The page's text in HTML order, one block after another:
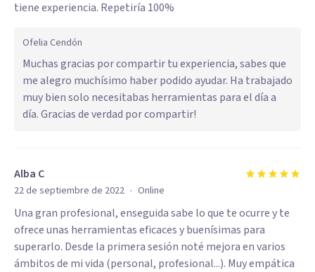
tiene experiencia. Repetiría 100%
Ofelia Cendón
Muchas gracias por compartir tu experiencia, sabes que
me alegro muchísimo haber podido ayudar. Ha trabajado
muy bien solo necesitabas herramientas para el día a
día. Gracias de verdad por compartir!
Alba C
22 de septiembre de 2022 · Online
Una gran profesional, enseguida sabe lo que te ocurre y te
ofrece unas herramientas eficaces y buenísimas para
superarlo. Desde la primera sesión noté mejora en varios
ámbitos de mi vida (personal, profesional...). Muy empática